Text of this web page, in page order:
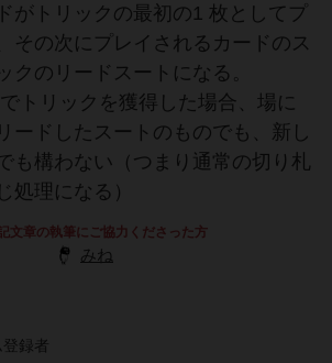
がトリックの最初の1 枚としてプ
その次にプレイされるカードのス
クのリードスートになる。
トリックを獲得した場合、場に
ードしたスートのものでも、新し
も構わない（つまり通常の切り札
処理になる）
記文章の執筆にご協力くださった方
みね
録者